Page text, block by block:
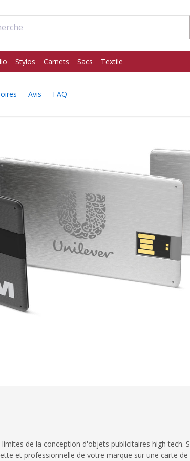
Stylos Carnets Sacs Textile
Avis FAQ
de la conception d'objets publicitaires high tech.
et professionnelle de votre marque sur une carte de